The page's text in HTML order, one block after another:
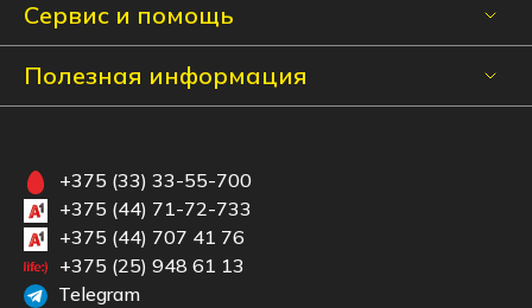
Сервис и помощь
Полезная информация
+375 (33) 33-55-700
+375 (44) 71-72-733
+375 (44) 707 41 76
+375 (25) 948 61 13
Telegram